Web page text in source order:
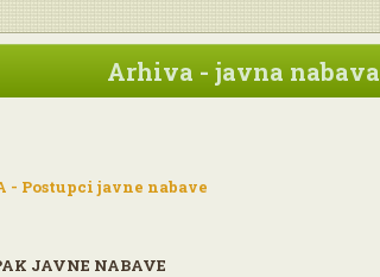
Arhiva - javna nabava
- Postupci javne nabave
JAVNE NABAVE